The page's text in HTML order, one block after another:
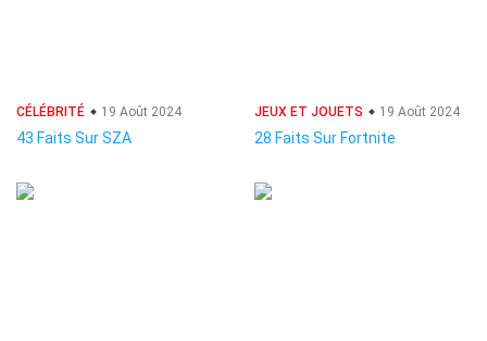
CÉLÉBRITÉ 19 Août 2024
43 Faits Sur SZA
JEUX ET JOUETS 19 Août 2024
28 Faits Sur Fortnite